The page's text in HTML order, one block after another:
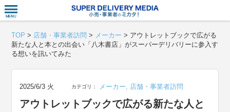
TOP > 店舗・事業者訪問 > メーカー > アウトレットブックで広がる
新たな人と本との出会い「八木書店」がスーパーデリバリーに参入す
る想いを訊いてみた
2025/6/3 火 カテゴリ： メーカー, 店舗・事業者訪問
アウトレットブックで広がる新たな人と